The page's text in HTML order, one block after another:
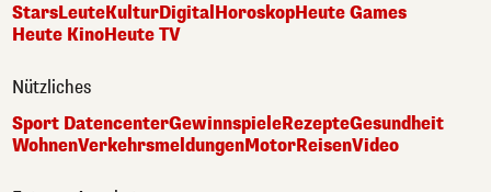
StarsLeuteKulturDigital HoroskopHeute Games
Heute KinoHeute TV
Nützliches
Sport DatencenterGewinnspieleRezepteGesundheit
WohnenVerkehrsmeldungenMotorReisenVideo